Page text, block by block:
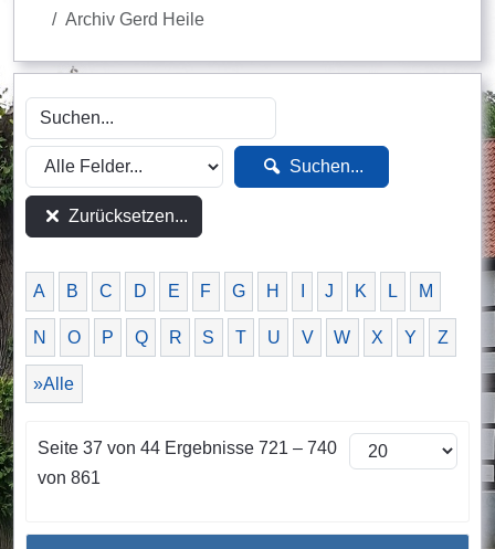
Archiv Gerd Heile
Suchen...
Zurücksetzen...
A B C D E F G H J K L M
N O P Q R S T U V W X Y Z
»Alle
Seite 37 von 44 Ergebnisse 721 – 740
von 861